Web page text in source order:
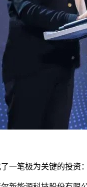
一笔极为关键的投资：